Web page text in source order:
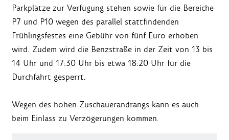
Parkplätze zur Verfügung stehen sowie für die Bereiche
P7 und P10 wegen des parallel stattfindenden
Frühlingsfestes eine Gebühr von fünf Euro erhoben
wird. Zudem wird die Benzstraße in der Zeit von 13 bis
14 Uhr und 17:30 Uhr bis etwa 18:20 Uhr für die
Durchfahrt gesperrt.
Wegen des hohen Zuschauerandrangs kann es auch
beim Einlass zu Verzögerungen kommen.